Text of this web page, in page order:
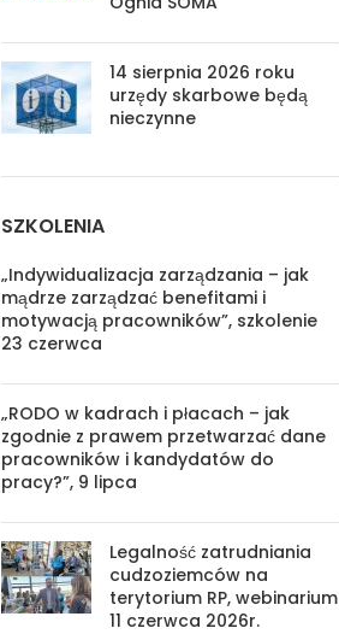
14 sierpnia 2026 roku
urzędy skarbowe będą
nieczynne
SZKOLENIA
„Indywidualizacja zarządzania – jak
mądrze zarządzać benefitami i
motywacją pracowników”, szkolenie
23 czerwca
„RODO w kadrach i płacach – jak
zgodnie z prawem przetwarzać dane
pracowników i kandydatów do
pracy?”, 9 lipca
Legalność zatrudniania
cudzoziemców na
terytorium RP, webinarium
11 czerwca 2026r.